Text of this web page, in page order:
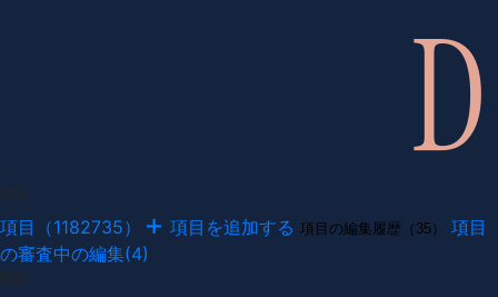
項目（1182735） 項目を追加する 項目の編集履歴（35）
項目
の審査中の編集(4)